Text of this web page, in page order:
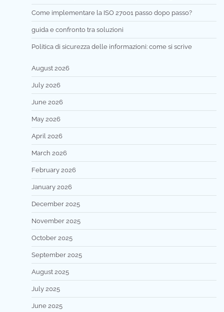
Come implementare la ISO 27001 passo dopo passo?
guida e confronto tra soluzioni
Politica di sicurezza delle informazioni: come si scrive
August 2026
July 2026
June 2026
May 2026
April 2026
March 2026
February 2026
January 2026
December 2025
November 2025
October 2025
September 2025
August 2025
July 2025
June 2025